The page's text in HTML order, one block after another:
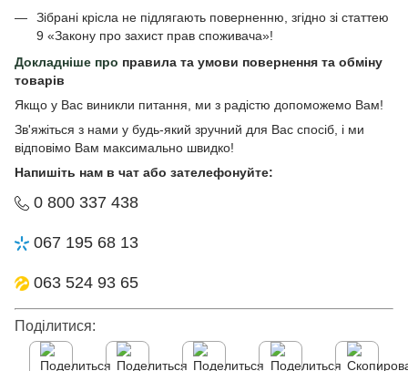
Зібрані крісла не підлягають поверненню, згідно зі статтею
9 «Закону про захист прав споживача»!
Докладніше про правила та умови повернення та обміну
товарів
Якщо у Вас виникли питання, ми з радістю допоможемо Вам!
Зв'яжіться з нами у будь-який зручний для Вас спосіб, і ми
відповімо Вам максимально швидко!
Напишіть нам в чат або зателефонуйте:
0 800 337 438
067 195 68 13
063 524 93 65
Поділитися: